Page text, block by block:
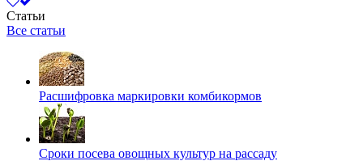
Статьи
Все статьи
Расшифровка маркировки комбикормов
Сроки посева овощных культур на рассаду